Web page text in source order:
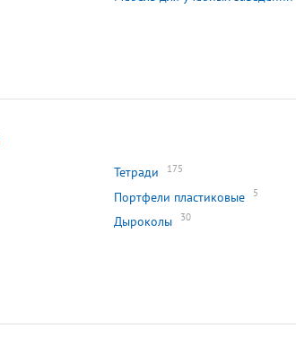
Тетради 175
Портфели пластиковые 5
Дыроколы 30